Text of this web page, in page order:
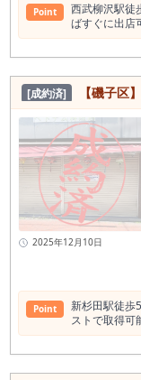
Point
西武柳沢駅徒
ばすぐに出店
[成約済] 【磯子区】京急
2025年12月10日
Point
新杉田駅徒
ストで取得可
わせください